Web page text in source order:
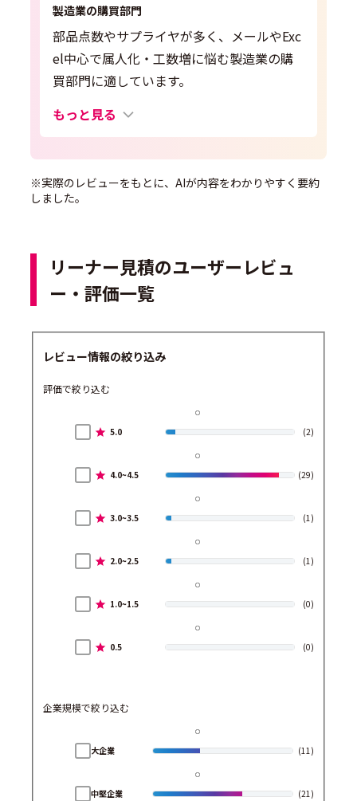
製造業の購買部門
部品点数やサプライヤが多く、メールやExc
el中心で属人化・工数増に悩む製造業の購
買部門に適しています。
もっと見る
※実際のレビューをもとに、AIが内容をわかりやすく要約
しました。
リーナー見積のユーザーレビュ
ー・評価一覧
レビュー情報の絞り込み
評価で絞り込む
5.0 (2)
4.0~4.5 (29)
3.0~3.5 (1)
2.0~2.5 (1)
1.0~1.5 (0)
0.5 (0)
企業規模で絞り込む
大企業 (11)
中堅企業 (21)